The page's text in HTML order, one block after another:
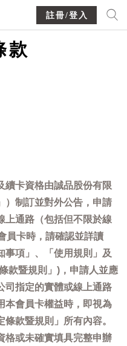
註冊/登入
款
續卡資格由誠品股份有限
）制訂並對外公告，申請
上通路（包括但不限於線
員卡時，請確認並詳讀
事項」、「使用規則」及
款暨規則」)，申請人並應
司指定的實體或線上通路
本會員卡權益時，即視為
款暨規則」所有內容。
格或未確實填具完整申辦